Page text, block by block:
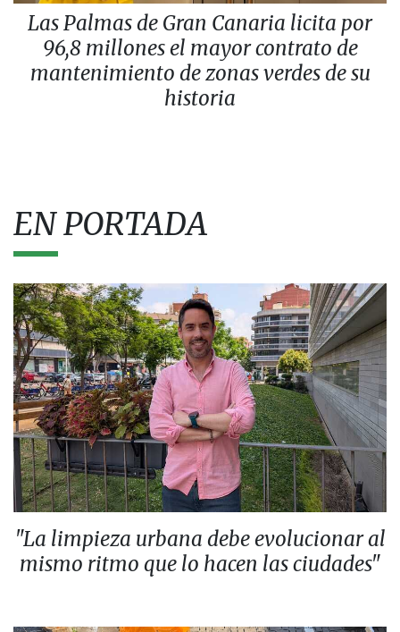
Las Palmas de Gran Canaria licita por
96,8 millones el mayor contrato de
mantenimiento de zonas verdes de su
historia
EN PORTADA
"La limpieza urbana debe evolucionar al
mismo ritmo que lo hacen las ciudades"